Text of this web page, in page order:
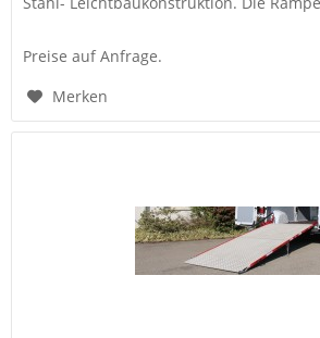
Preise auf Anfrage.
Merken